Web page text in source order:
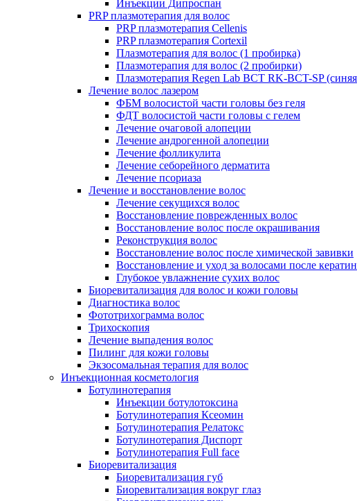
Инъекции Дипроспан
PRP плазмотерапия для волос
PRP плазмотерапия Cellenis
PRP плазмотерапия Cortexil
Плазмотерапия для волос (1 пробирка)
Плазмотерапия для волос (2 пробирки)
Плазмотерапия Regen Lab BCT RK-BCT-SP
Лечение волос лазером
ФБМ волосистой части головы без геля
ФДТ волосистой части головы с гелем
Лечение очаговой алопеции
Лечение андрогенной алопеции
Лечение фолликулита
Лечение себорейного дерматита
Лечение псориаза
Лечение и восстановление волос
Лечение секущихся волос
Восстановление поврежденных волос
Восстановление волос после окрашивания
Реконструкция волос
Восстановление волос после химической завивки
Восстановление и уход за волосами после
Глубокое увлажнение сухих волос
Биоревитализация для волос и кожи головы
Диагностика волос
Фототрихограмма волос
Трихоскопия
Лечение выпадения волос
Пилинг для кожи головы
Экзосомальная терапия для волос
Инъекционная косметология
Ботулинотерапия
Инъекции ботулотоксина
Ботулинотерапия Ксеомин
Ботулинотерапия Релатокс
Ботулинотерапия Диспорт
Ботулинотерапия Full face
Биоревитализация
Биоревитализация губ
Биоревитализация вокруг глаз